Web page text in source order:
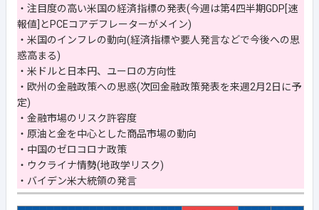
・注目度の高い米国の経済指標の発表(今週は第4四半期GDP[速
報値]とPCEコアデフレーターがメイン)
・米国のインフレの動向(経済指標や要人発言などで今後への思
惑高まる)
・米ドルと日本円、ユーロの方向性
・欧州の金融政策への思惑(次回金融政策発表を来週2月2日に予
定)
・金融市場のリスク許容度
・原油と金を中心とした商品市場の動向
・中国のゼロコロナ政策
・ウクライナ情勢(地政学リスク)
・バイデン米大統領の発言